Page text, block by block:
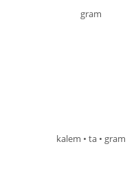
gram
kalem • ta • gram